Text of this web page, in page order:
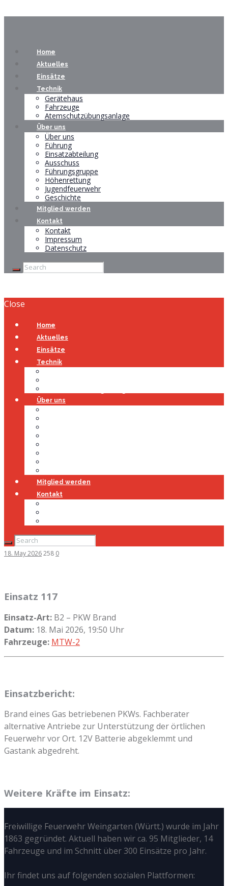
Home
Aktuelles
Einsätze
Technik
Gerätehaus
Fahrzeuge
Atemschutzübungsanlage
Über uns
Über uns
Führung
Einsatzabteilung
Ausschuss
Führungsgruppe
Höhenrettung
Jugendfeuerwehr
Geschichte
Mitglied werden
Kontakt
Kontakt
Impressum
Datenschutz
Close
Home
Aktuelles
Einsätze
Technik
Über uns
Mitglied werden
Kontakt
18. May 2026258 0
Einsatz 117
Einsatz-Art: B2 – PKW Brand
Datum: 18. Mai 2026, 19:50 Uhr
Fahrzeuge: MTW-2
Einsatzbericht:
Brand eines Gas betriebenen PKWs. Fachberater
alternative Antriebe zur Unterstützung der örtlichen
Feuerwehr vor Ort. 12V Batterie abgeklemmt und
Gastank abgedreht.
Weitere Kräfte im Einsatz:
Freiwillige Feuerwehr Weingarten (Württ.) wurde im Jahr
1863 gegründet. Aktuell haben wir ca. 95 Mitglieder, 14
Fahrzeuge und im Schnitt über 300 Einsätze pro Jahr.
Ihr findet uns auf folgenden sozialen Plattformen: